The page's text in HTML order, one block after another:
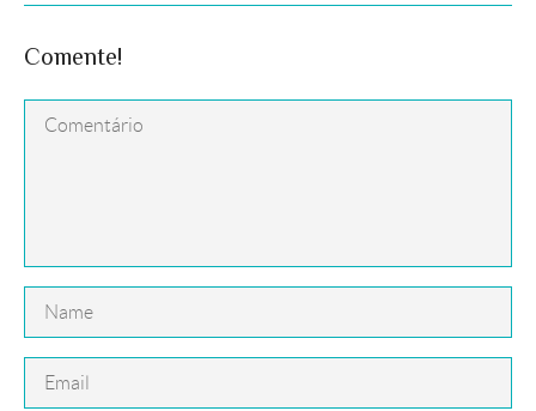
Comente!